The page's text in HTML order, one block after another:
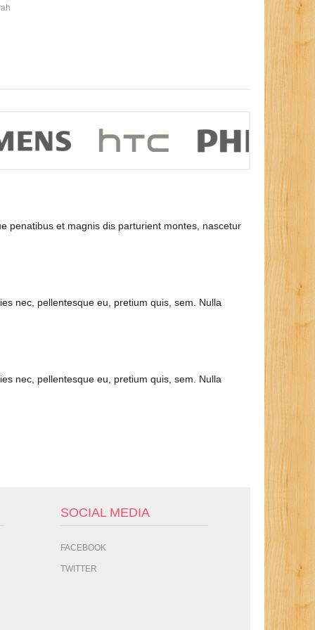
penatibus et magnis dis parturient montes, nascetur
nec, pellentesque eu, pretium quis, sem. Nulla
nec, pellentesque eu, pretium quis, sem. Nulla
SOCIAL MEDIA
FACEBOOK
TWITTER